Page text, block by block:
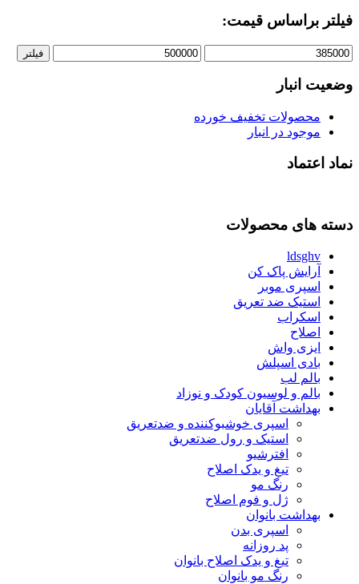
فیلتر براساس قیمت:
قیمت
قیمت
فیلتر
وضعیت انبار
محصولات تخفیف خورده
موجود در انبار
نماد اعتماد
دسته های محصولات
ldsghv
آرایش پاک کن
اسپری موبر
استیک ضد تعریق
اسکراب
اصلاح
ایزی واش
بادی اسپلش
بالم لب
بالم و لوسیون کودک و نوزاد
بهداشت آقایان
اسپری خوشبوکننده و ضدتعریق
استیک و رول ضدتعریق
افترشیو
تیغ و یدک اصلاح
رنگ مو
ژل و فوم اصلاح
بهداشت بانوان
اسپری بدن
پد روزانه
تیغ و یدک اصلاح بانوان
رنگ مو بانوان